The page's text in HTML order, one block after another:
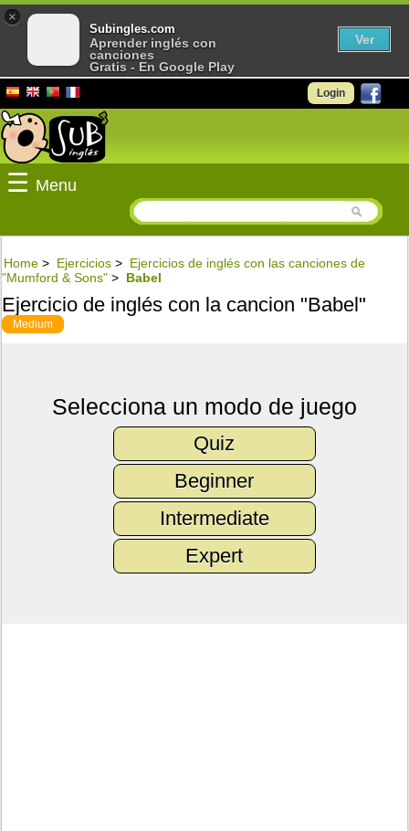
Login
☰ Menu
Home > Ejercicios > Ejercicios de inglés con las canciones de
"Mumford & Sons" > Babel
Ejercicio de inglés con la cancion "Babel"
Medium
Selecciona un modo de juego
Quiz
Beginner
Intermediate
Expert
×
Subingles.com
Aprender inglés con
canciones
Gratis - En Google Play
Ver